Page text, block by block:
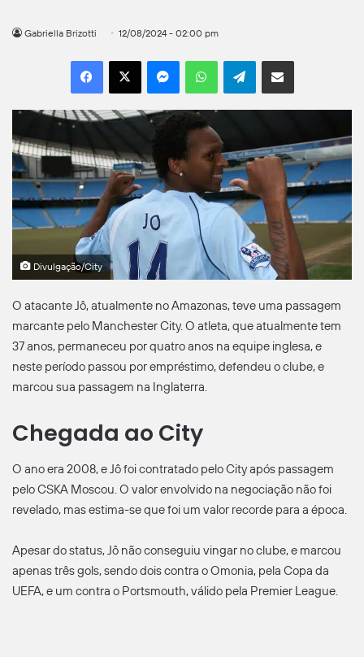
Gabriella Brizotti 12/08/2024 - 02:00 pm
Facebook
X MessengerWhatsAppTelegramCompartilhar por e-mail
Divulgação/City
O atacante Jô, atualmente no Amazonas, teve uma passagem
marcante pelo Manchester City. O atleta, que atualmente tem
37 anos, permaneceu por quatro anos na equipe inglesa, e
neste período passou por empréstimo, defendeu o clube, e
marcou sua passagem na Inglaterra.
Chegada ao City
O ano era 2008, e Jô foi contratado pelo City após passagem
pelo CSKA Moscou. O valor envolvido na negociação não foi
revelado, mas estima-se que foi um valor recorde para a época.
Apesar do status, Jô não conseguiu vingar no clube, e marcou
apenas três gols, sendo dois contra o Omonia, pela Copa da
UEFA, e um contra o Portsmouth, válido pela Premier League.